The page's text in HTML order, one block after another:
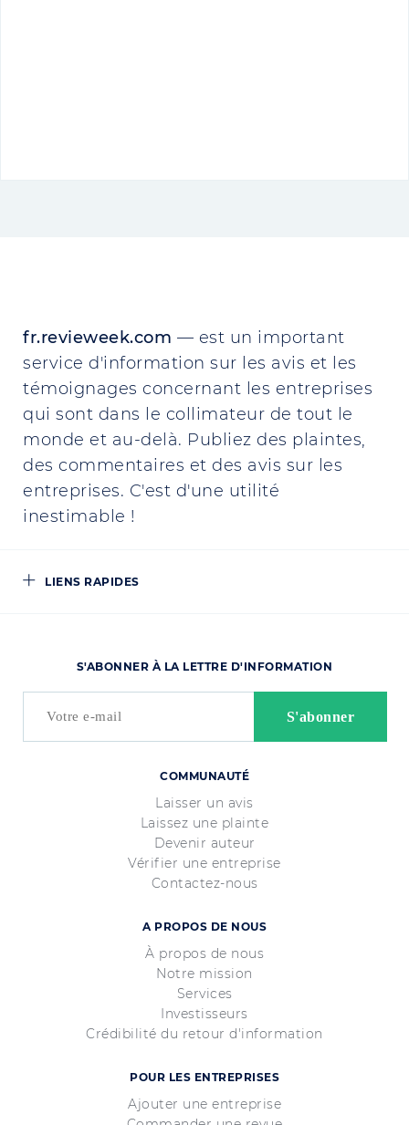
fr.revieweek.com — est un important
service d'information sur les avis et les
témoignages concernant les entreprises
qui sont dans le collimateur de tout le
monde et au-delà. Publiez des plaintes,
des commentaires et des avis sur les
entreprises. C'est d'une utilité
inestimable !
LIENS RAPIDES
COMMUNAUTÉ
Laisser un avis
Laissez une plainte
Devenir auteur
Vérifier une entreprise
Contactez-nous
A PROPOS DE NOUS
À propos de nous
Notre mission
Services
Investisseurs
Crédibilité du retour d'information
POUR LES ENTREPRISES
Ajouter une entreprise
S'ABONNER À LA LETTRE D'INFORMATION